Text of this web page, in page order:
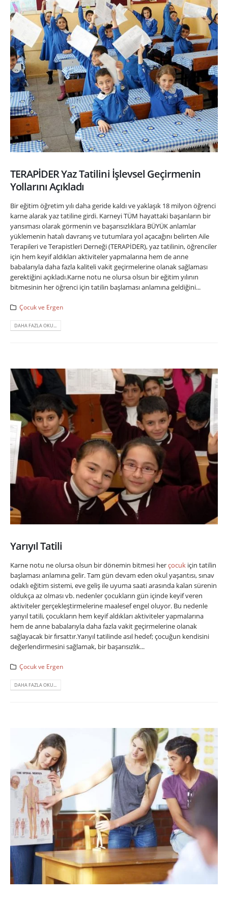
TERAPİDER Yaz Tatilini İşlevsel Geçirmenin
Yollarını Açıkladı
Bir eğitim öğretim yılı daha geride kaldı ve yaklaşık 18 milyon öğrenci
karne alarak yaz tatiline girdi. Karneyi TÜM hayattaki başarıların bir
yansıması olarak görmenin ve başarısızlıklara BÜYÜK anlamlar
yüklemenin hatalı davranış ve tutumlara yol açacağını belirten Aile
Terapileri ve Terapistleri Derneği (TERAPİDER), yaz tatilinin, öğrenciler
için hem keyif aldıkları aktiviteler yapmalarına hem de anne
babalarıyla daha fazla kaliteli vakit geçirmelerine olanak sağlaması
gerektiğini açıkladı.Karne notu ne olursa olsun bir eğitim yılının
bitmesinin her öğrenci için tatilin başlaması anlamına geldiğini...
Çocuk ve Ergen
DAHA FAZLA OKU...
Yarıyıl Tatili
Karne notu ne olursa olsun bir dönemin bitmesi herçocuk için tatilin
başlaması anlamına gelir. Tam gün devam eden okul yaşantısı, sınav
odaklı eğitim sistemi, eve geliş ile uyuma saati arasında kalan sürenin
oldukça az olması vb. nedenler çocukların gün içinde keyif veren
aktiviteler gerçekleştirmelerine maalesef engel oluyor. Bu nedenle
yarıyıl tatili, çocukların hem keyif aldıkları aktiviteler yapmalarına
hem de anne babalarıyla daha fazla vakit geçirmelerine olanak
sağlayacak bir fırsattır.Yarıyıl tatilinde asıl hedef; çocuğun kendisini
değerlendirmesini sağlamak, bir başarısızlık...
Çocuk ve Ergen
DAHA FAZLA OKU...